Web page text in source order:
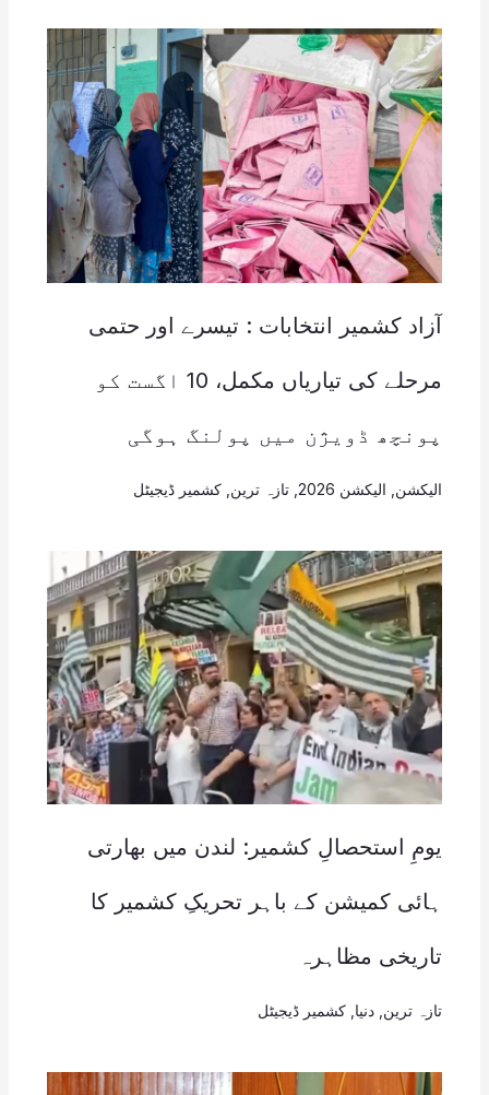
آزاد کشمیر انتخابات : تیسرے اور حتمی
مرحلے کی تیاریاں مکمل، 10 اگست کو
پونچھ ڈویژن میں پولنگ ہوگی
الیکشن الیکشن 2026 , تازہ ترین کشمیر ڈیجیٹل
یومِ استحصالِ کشمیر: لندن میں بھارتی
ہائی کمیشن کے باہر تحریکِ کشمیر کا
تاریخی مظاہرہ
تازہ ترین دنیا کشمیر ڈیجیٹل